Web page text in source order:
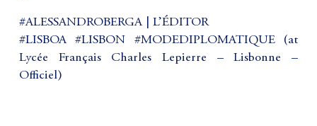
#ALESSANDROBERGA | L’ÉDITOR
#LISBOA #LISBON #MODEDIPLOMATIQUE (at
Lycée Français Charles Lepierre – Lisbonne –
Officiel)